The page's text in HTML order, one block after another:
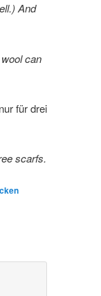
And
can
für drei
scarfs.